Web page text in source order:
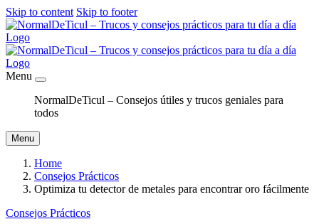
Skip to content Skip to footer
Menu
NormalDeTicul – Consejos útiles y trucos geniales para
todos
Menu
Home
Consejos Prácticos
Optimiza tu detector de metales para encontrar oro fácilmente
Consejos Prácticos